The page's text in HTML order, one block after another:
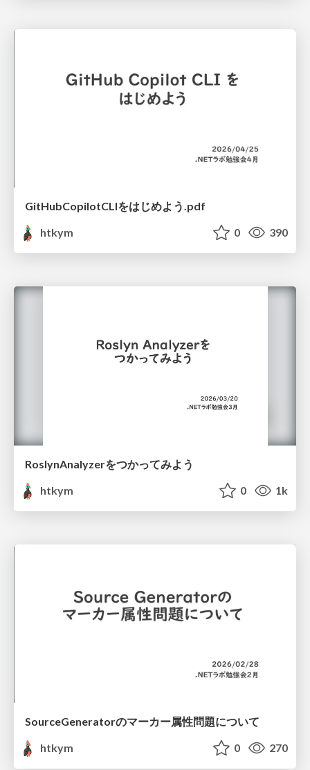
GitHubCopilotCLIをはじめよう.pdf
htkym
0 390
RoslynAnalyzerをつかってみよう
htkym
0 1k
SourceGeneratorのマーカー属性問題について
htkym
0 270